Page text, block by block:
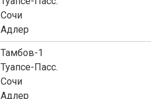
Сочи
Адлер
Тамбов-1
Туапсе-Пасс.
Сочи
Адлер